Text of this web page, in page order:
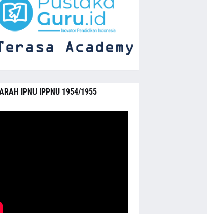
IPNU IPPNU 1954/1955